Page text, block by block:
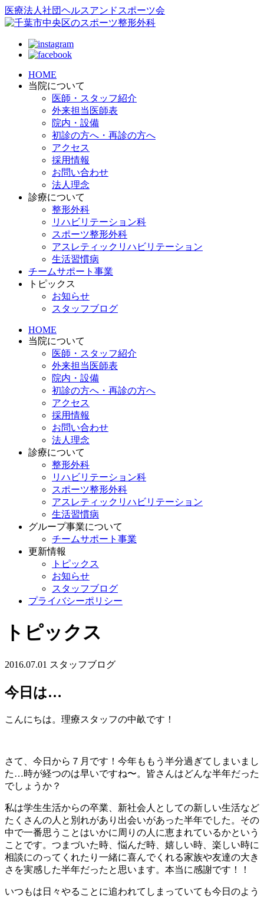
医療法人社団ヘルスアンドスポーツ会
HOME
当院について
医師・スタッフ紹介
外来担当医師表
院内・設備
初診の方へ・再診の方へ
アクセス
採用情報
お問い合わせ
法人理念
診療について
整形外科
リハビリテーション科
スポーツ整形外科
アスレティックリハビリテーション
生活習慣病
チームサポート事業
トピックス
お知らせ
スタッフブログ
HOME
当院について
医師・スタッフ紹介
外来担当医師表
院内・設備
初診の方へ・再診の方へ
アクセス
採用情報
お問い合わせ
法人理念
診療について
整形外科
リハビリテーション科
スポーツ整形外科
アスレティックリハビリテーション
生活習慣病
グループ事業について
チームサポート事業
更新情報
トピックス
お知らせ
スタッフブログ
プライバシーポリシー
トピックス
2016.07.01 スタッフブログ
今日は…
こんにちは。理療スタッフの中畝です！
さて、今日から７月です！今年ももう半分過ぎてしまいまし
た…時が経つのは早いですね〜。皆さんはどんな半年だった
でしょうか？
私は学生生活からの卒業、新社会人としての新しい生活など
たくさんの人と別れがあり出会いがあった半年でした。その
中で一番思うことはいかに周りの人に恵まれているかという
ことです。つまづいた時、悩んだ時、嬉しい時、楽しい時に
相談にのってくれたり一緒に喜んでくれる家族や友達の大き
さを実感した半年だったと思います。本当に感謝です！！
いつもは日々やることに追われてしまっていても今日のよう